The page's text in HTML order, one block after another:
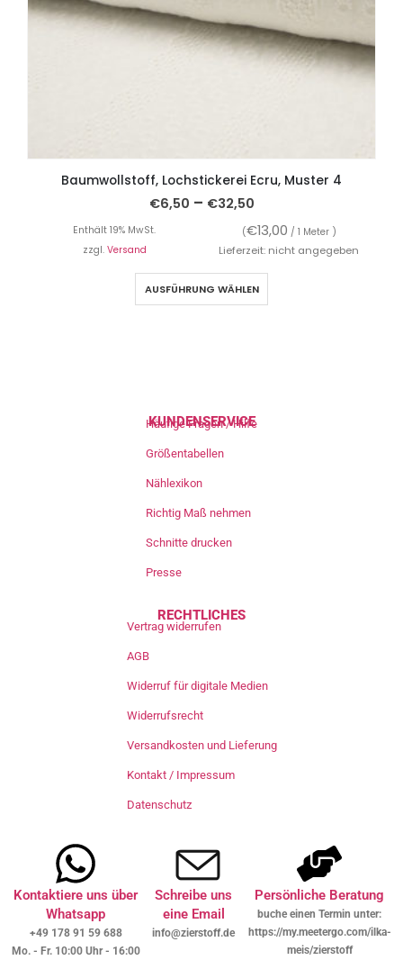
Baumwollstoff, Lochstickerei Ecru, Muster 4
€6,50 – €32,50
Enthält 19% MwSt. (€13,00 / 1 Meter )
zzgl. Versand Lieferzeit: nicht angegeben
AUSFÜHRUNG WÄHLEN
KUNDENSERVICE
Häufige Fragen / Hilfe
Größentabellen
Nählexikon
Richtig Maß nehmen
Schnitte drucken
Presse
RECHTLICHES
Vertrag widerrufen
AGB
Widerruf für digitale Medien
Widerrufsrecht
Versandkosten und Lieferung
Kontakt / Impressum
Datenschutz
Kontaktiere uns über
Whatsapp
+49 178 91 59 688
Mo. - Fr. 10:00 Uhr - 16:00
Schreibe uns
eine Email
info@zierstoff.de
Persönliche Beratung
buche einen Termin unter:
https://my.meetergo.com/ilka-
meis/zierstoff